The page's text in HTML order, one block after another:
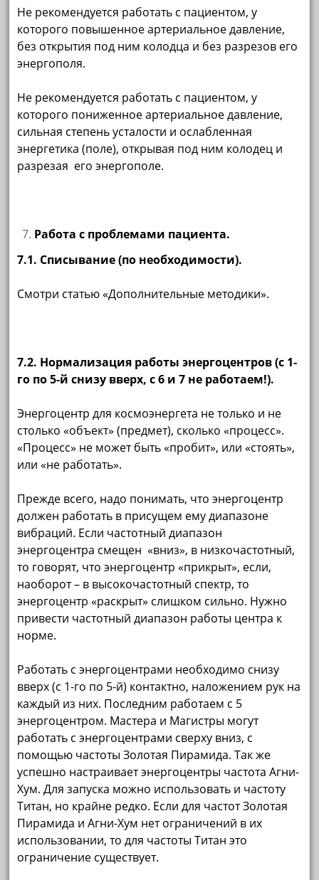
Не рекомендуется работать с пациентом, у
которого повышенное артериальное давление,
без открытия под ним колодца и без разрезов его
энергополя.
Не рекомендуется работать с пациентом, у
которого пониженное артериальное давление,
сильная степень усталости и ослабленная
энергетика (поле), открывая под ним колодец и
разрезая его энергополе.
Работа с проблемами пациента.
7.1. Списывание (по необходимости).
Смотри статью «Дополнительные методики».
7.2. Нормализация работы энергоцентров (с 1-
го по 5-й снизу вверх, с 6 и 7 не работаем!).
Энергоцентр для космоэнергета не только и не
столько «объект» (предмет), сколько «процесс».
«Процесс» не может быть «пробит», или «стоять»,
или «не работать».
Прежде всего, надо понимать, что энергоцентр
должен работать в присущем ему диапазоне
вибраций. Если частотный диапазон
энергоцентра смещен «вниз», в низкочастотный,
то говорят, что энергоцентр «прикрыт», если,
наоборот – в высокочастотный спектр, то
энергоцентр «раскрыт» слишком сильно. Нужно
привести частотный диапазон работы центра к
норме.
Работать с энергоцентрами необходимо снизу
вверх (с 1-го по 5-й) контактно, наложением рук на
каждый из них. Последним работаем с 5
энергоцентром. Мастера и Магистры могут
работать с энергоцентрами сверху вниз, с
помощью частоты Зо­лотая Пирамида. Так же
успешно настраивает энергоцентры частота Агни-
Хум. Для запуска можно использовать и частоту
Титан, но крайне редко. Если для частот Золотая
Пирамида и Агни-Хум нет ограни­чений в их
использовании, то для частоты Титан это
ограничение существует.